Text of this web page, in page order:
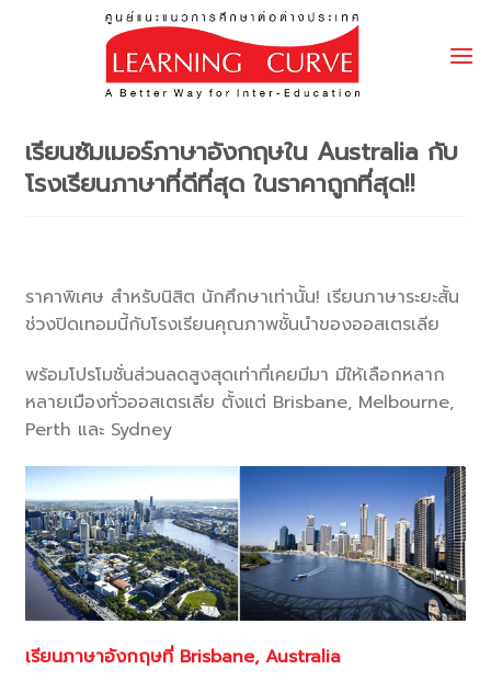
เรียนซัมเมอร์ภาษาอังกฤษใน Australia กับ
โรงเรียนภาษาที่ดีที่สุด ในราคาถูกที่สุด!!
ราคาพิเศษ สำหรับนิสิต นักศึกษาเท่านั้น! เรียนภาษาระยะสั้น
ช่วงปิดเทอมนี้กับโรงเรียนคุณภาพชั้นนำของออสเตรเลีย
พร้อมโปรโมชั่นส่วนลดสูงสุดเท่าที่เคยมีมา มีให้เลือกหลาก
หลายเมืองทั่วออสเตรเลีย ตั้งแต่ Brisbane, Melbourne,
Perth และ Sydney
เรียนภาษาอังกฤษที่ Brisbane, Australia